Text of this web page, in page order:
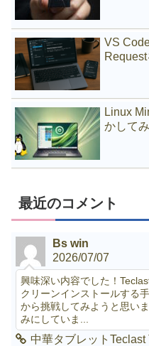
VS
Linux
かして
最近のコメント
Bs win
2026/07/07
興味深い内容でした！
クリーンインストールする
から挑戦してみようと思い
みにしていま...
中華タブレット